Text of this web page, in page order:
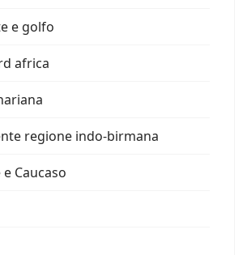
e golfo
africa
regione indo-birmana
Caucaso